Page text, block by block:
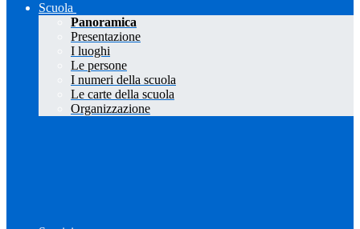
Scuola
Panoramica
Presentazione
I luoghi
Le persone
I numeri della scuola
Le carte della scuola
Organizzazione